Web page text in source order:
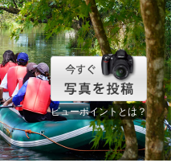
ビューポイントとは？